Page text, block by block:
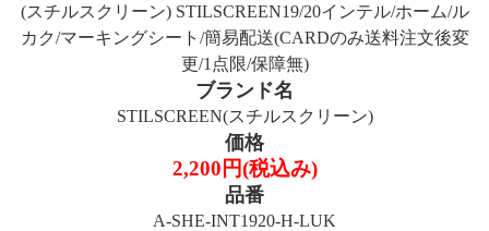
(スチルスクリーン) STILSCREEN19/20インテル/ホーム/ル
カク/マーキングシート/簡易配送(CARDのみ送料注文後変
更/1点限/保障無)
ブランド名
STILSCREEN(スチルスクリーン)
価格
2,200円(税込み)
品番
A-SHE-INT1920-H-LUK